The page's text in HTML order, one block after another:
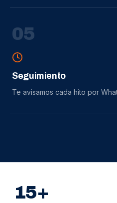
05
Seguimiento
Te avisamos cada hito por
15+